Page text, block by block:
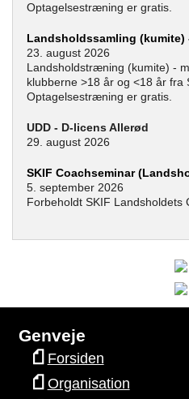
Optagelsestræning er gratis.
Landsholdssamling (kumite)
23. august 2026
Landsholdstræning (kumite) -
klubberne >18 år og <18 år fra
Optagelsestræning er gratis.
UDD - D-licens Allerød
29. august 2026
SKIF Coachseminar
5. september 2026
Forbeholdt SKIF Landsholdets
Genveje
Forsiden
Organisation